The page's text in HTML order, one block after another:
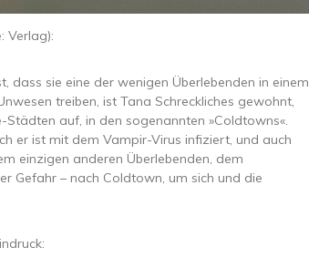
Verlag):
sie eine der wenigen Überlebenden in einem
treiben, ist Tana Schreckliches gewohnt,
auf, in den sogenannten »Coldtowns«.
er ist mit dem Vampir-Virus infiziert, und auch
einzigen anderen Überlebenden, dem
Gefahr – nach Coldtown, um sich und die